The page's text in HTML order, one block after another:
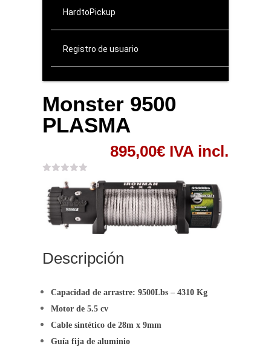
HardtoPickup
Registro de usuario
Monster 9500
PLASMA
895,00€ IVA incl.
Descripción
Capacidad de arrastre: 9500Lbs – 4310 Kg
Motor de 5.5 cv
Cable sintético de 28m x 9mm
Guía fija de aluminio